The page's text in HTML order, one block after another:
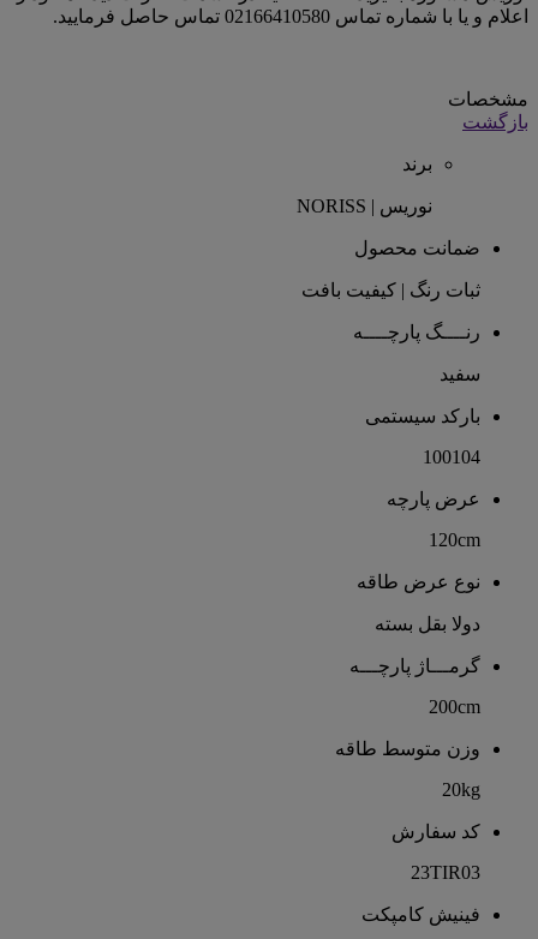
اعلام و یا با شماره تماس 02166410580 تماس حاصل فرمایید.
مشخصات
بازگشت
برند
نوریس | NORISS
ضمانت محصول
ثبات رنگ | کیفیت بافت
رنــــگ پارچــــه
سفید
بارکد سیستمی
100104
عرض پارچه
120cm
نوع عرض طاقه
دولا بقل بسته
گرمـــاژ پارچـــه
200cm
وزن متوسط طاقه
20kg
کد سفارش
23TIR03
فینیش کامپکت